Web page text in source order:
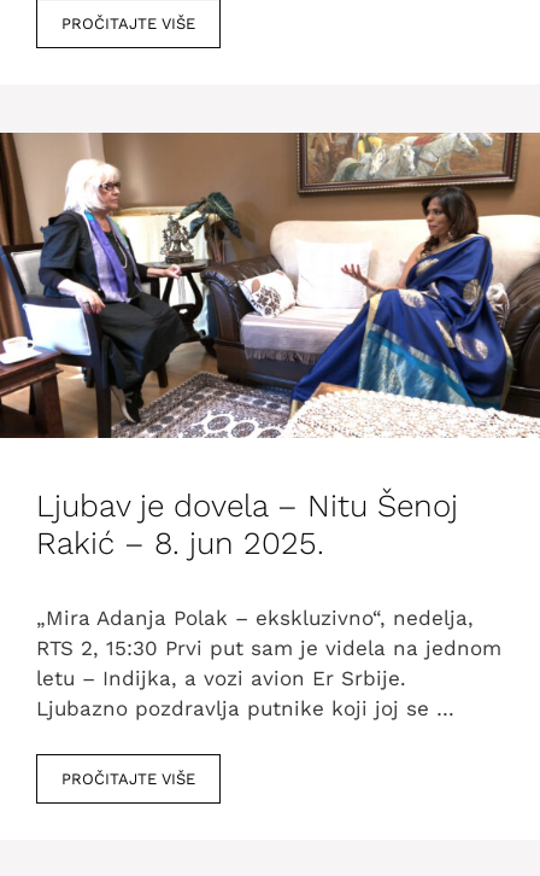
PROČITAJTE VIŠE
Ljubav je dovela – Nitu Šenoj
Rakić – 8. jun 2025.
„Mira Adanja Polak – ekskluzivno“, nedelja,
RTS 2, 15:30 Prvi put sam je videla na jednom
letu – Indijka, a vozi avion Er Srbije.
Ljubazno pozdravlja putnike koji joj se …
PROČITAJTE VIŠE